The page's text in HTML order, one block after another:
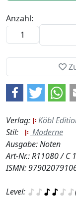
Verlag:
Köbl
Stil:
Moderne
Ausgabe: Noten
Art-Nr.: R11080 / C
ISMN:
Level:
Anzahl: